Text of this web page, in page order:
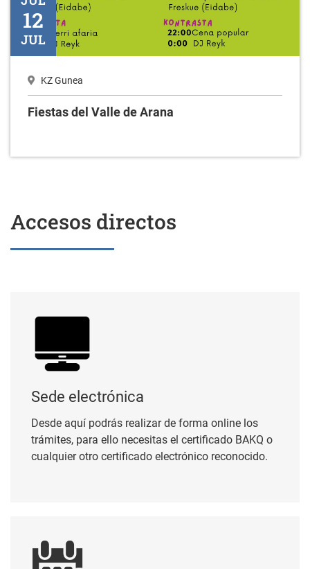
12
JUL
KZ Gunea
Fiestas del Valle de Arana
Accesos directos
Sede electrónica
Desde aquí podrás realizar de forma online los
trámites, para ello necesitas el certificado BAKQ o
cualquier otro certificado electrónico reconocido.